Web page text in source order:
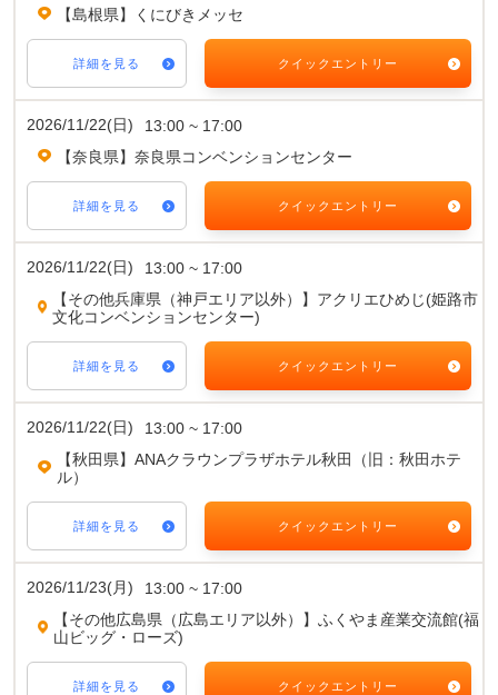
【島根県】くにびきメッセ
詳細を見る クイックエントリー
2026/11/22(日)
13:00 ~ 17:00
【奈良県】奈良県コンベンションセンター
詳細を見る クイックエントリー
2026/11/22(日)
13:00 ~ 17:00
【その他兵庫県（神戸エリア以外）】アクリエひめじ(姫路市
文化コンベンションセンター)
詳細を見る クイックエントリー
2026/11/22(日)
13:00 ~ 17:00
【秋田県】ANAクラウンプラザホテル秋田（旧：秋田ホテ
ル）
詳細を見る クイックエントリー
2026/11/23(月)
13:00 ~ 17:00
【その他広島県（広島エリア以外）】ふくやま産業交流館(福
山ビッグ・ローズ)
詳細を見る クイックエントリー